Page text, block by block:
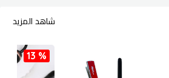
شاهد المزيد
13 %